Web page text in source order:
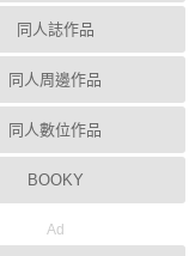
同人誌作品
同人周邊作品
同人數位作品
BOOKY
Ad